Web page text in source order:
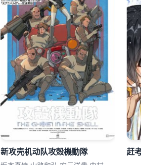
新攻壳机动队攻殻機動隊 赶